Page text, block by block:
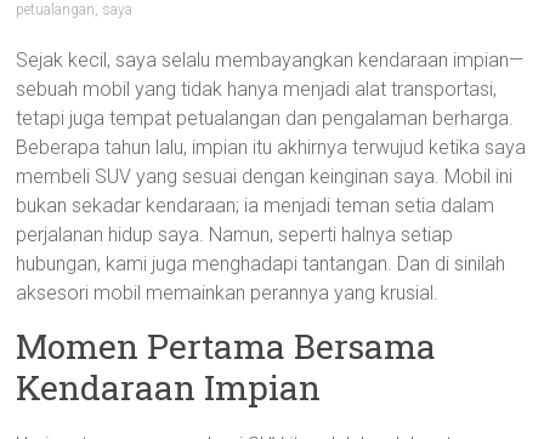
petualangan, saya
Sejak kecil, saya selalu membayangkan kendaraan impian—
sebuah mobil yang tidak hanya menjadi alat transportasi,
tetapi juga tempat petualangan dan pengalaman berharga.
Beberapa tahun lalu, impian itu akhirnya terwujud ketika saya
membeli SUV yang sesuai dengan keinginan saya. Mobil ini
bukan sekadar kendaraan; ia menjadi teman setia dalam
perjalanan hidup saya. Namun, seperti halnya setiap
hubungan, kami juga menghadapi tantangan. Dan di sinilah
aksesori mobil memainkan perannya yang krusial.
Momen Pertama Bersama
Kendaraan Impian